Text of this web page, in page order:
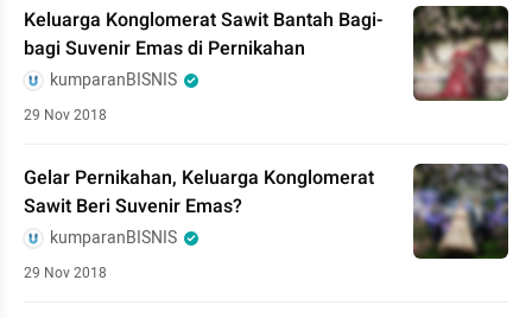
Keluarga Konglomerat Sawit Bantah Bagi-
bagi Suvenir Emas di Pernikahan
kumparanBISNIS
29 Nov 2018
Gelar Pernikahan, Keluarga Konglomerat
Sawit Beri Suvenir Emas?
kumparanBISNIS
29 Nov 2018